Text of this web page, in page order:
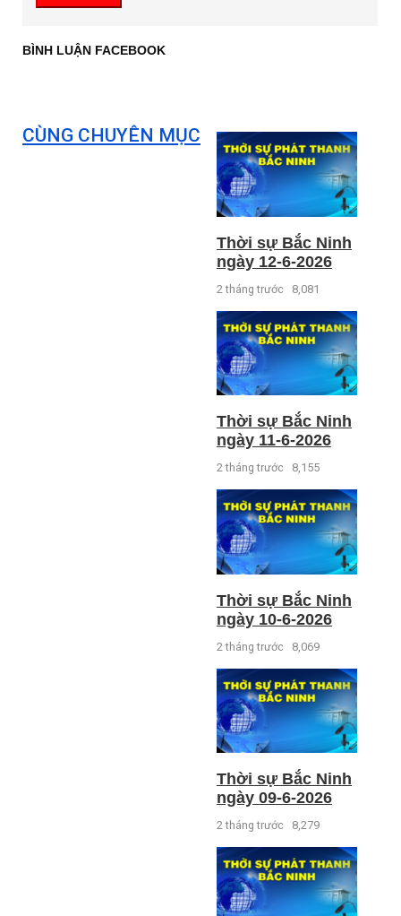
BÌNH LUẬN FACEBOOK
CÙNG CHUYÊN MỤC
Thời sự Bắc Ninh
ngày 12-6-2026
2 tháng trước 8,081
Thời sự Bắc Ninh
ngày 11-6-2026
2 tháng trước 8,155
Thời sự Bắc Ninh
ngày 10-6-2026
2 tháng trước 8,069
Thời sự Bắc Ninh
ngày 09-6-2026
2 tháng trước 8,279